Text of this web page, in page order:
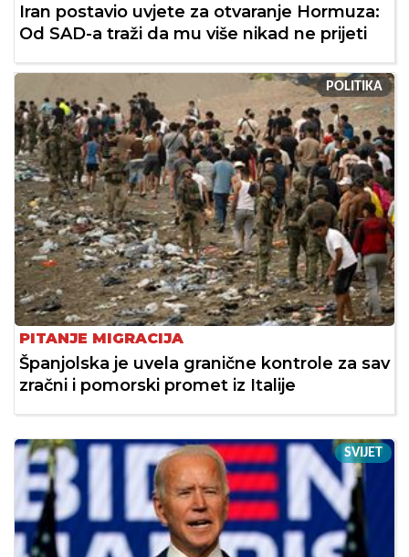
Iran postavio uvjete za otvaranje Hormuza:
Od SAD-a traži da mu više nikad ne prijeti
POLITIKA
PITANJE MIGRACIJA
Španjolska je uvela granične kontrole za sav
zračni i pomorski promet iz Italije
SVIJET